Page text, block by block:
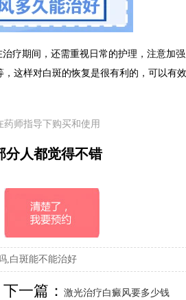
疗期间，还需重视日常的护理，注意加强
这样对白斑的恢复是很有利的，可以有
师指导下购买和使用
分人都觉得不错
,白斑能不能治好
下一篇：激光治疗白癜风要多少钱